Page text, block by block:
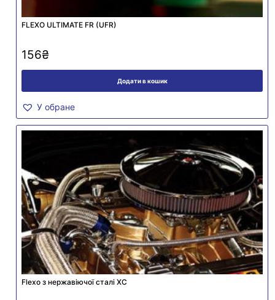
FLEXO ULTIMATE FR (UFR)
156₴
Додати в кошик
У обране
Flexo з нержавіючої сталі XC